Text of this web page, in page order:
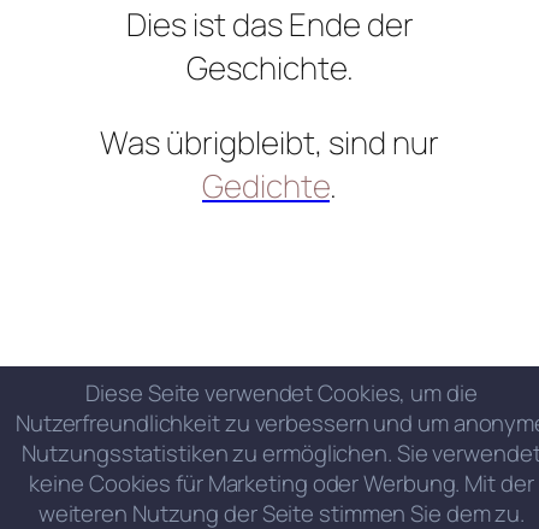
Dies ist das Ende der
Geschichte.
Was übrigbleibt, sind nur
Gedichte.
Diese Seite verwendet Cookies, um die
Nutzerfreundlichkeit zu verbessern und um
Nutzungsstatistiken zu ermöglichen. Sie
keine Cookies für Marketing oder Werbung. Mit der
weiteren Nutzung der Seite stimmen Sie dem zu.